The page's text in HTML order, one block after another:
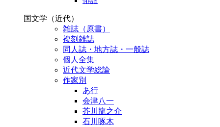
国文学（近代）
雑誌（原書）
複刻雑誌
同人誌・地方誌・一般誌
個人全集
近代文学総論
作家別
あ行
会津八一
芥川龍之介
石川啄木